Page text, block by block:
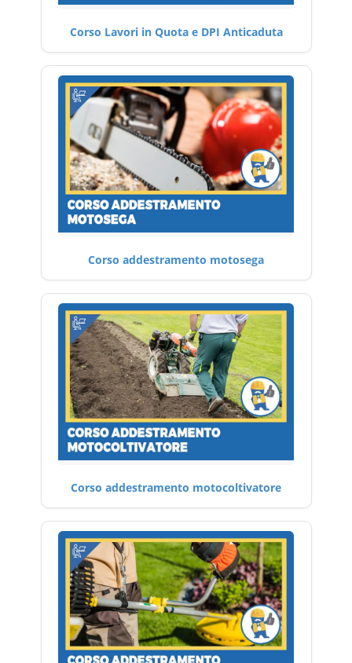
Corso Lavori in Quota e DPI Anticaduta
Corso addestramento motosega
Corso addestramento motocoltivatore